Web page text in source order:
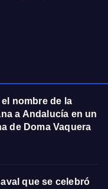
nombre de la
a Andalucía en un
de Doma Vaquera
que se celebró